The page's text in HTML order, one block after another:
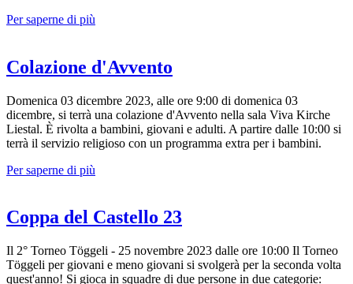
Per saperne di più
Colazione d'Avvento
Domenica 03 dicembre 2023, alle ore 9:00 di domenica 03
dicembre, si terrà una colazione d'Avvento nella sala Viva Kirche
Liestal. È rivolta a bambini, giovani e adulti. A partire dalle 10:00 si
terrà il servizio religioso con un programma extra per i bambini.
Per saperne di più
Coppa del Castello 23
Il 2° Torneo Töggeli - 25 novembre 2023 dalle ore 10:00 Il Torneo
Töggeli per giovani e meno giovani si svolgerà per la seconda volta
quest'anno! Si gioca in squadre di due persone in due categorie: